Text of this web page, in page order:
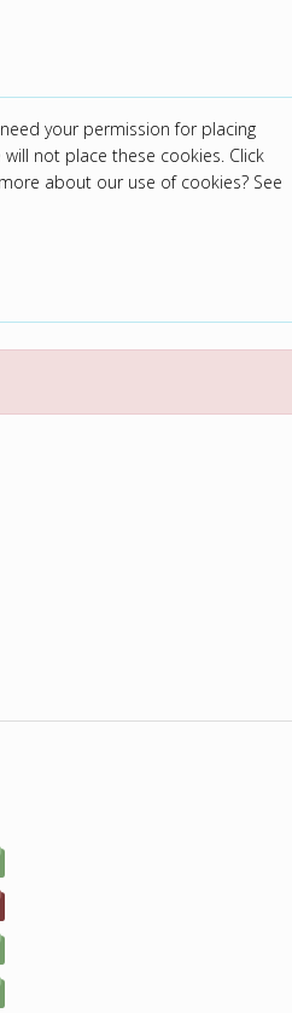
your permission for placing
not place these cookies. Click
about our use of cookies? See